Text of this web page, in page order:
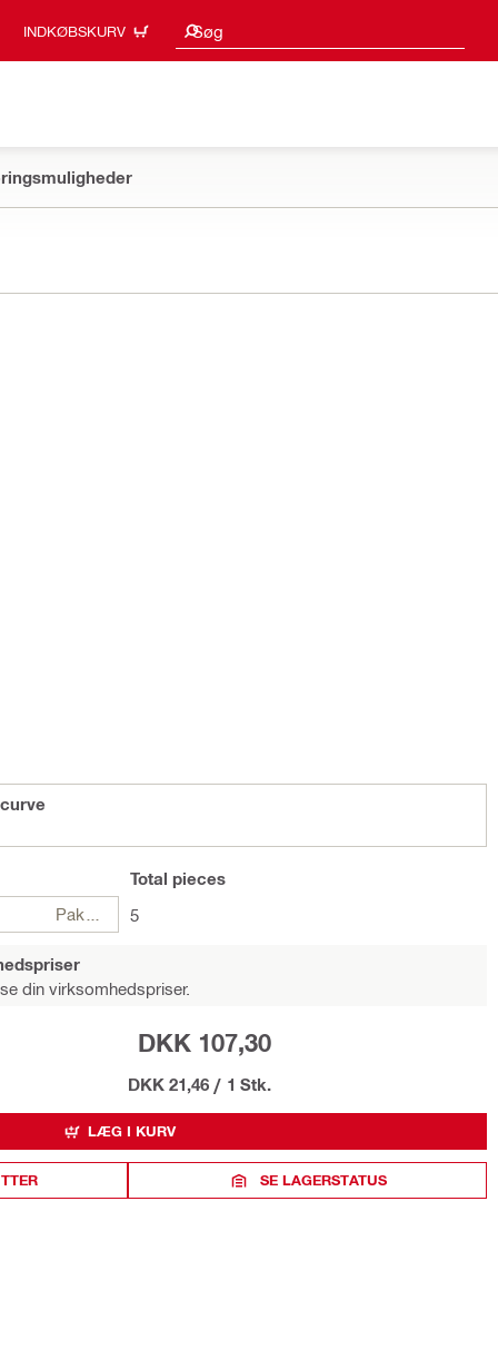
INDKØBSKURV Søg
Søgeresultater
Pakker
Total pieces
5
din virksomhedspriser.
DKK 107,30
DKK 21,46 / 1 Stk.
LÆG I KURV
SE LAGERSTATUS